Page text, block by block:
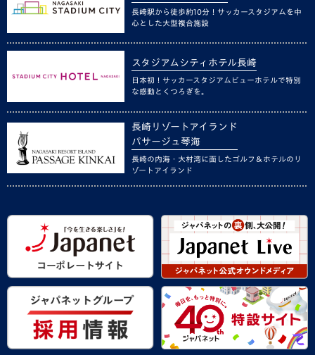
長崎駅から徒歩約10分！サッカースタジアムを中
心とした大型複合施設
スタジアムシティホテル長崎
日本初！サッカースタジアムビューホテルで特別
な感動とくつろぎを。
長崎リゾートアイランド
パサージュ琴海
長崎の内海・大村湾に面したゴルフ＆ホテルのリ
ゾートアイランド